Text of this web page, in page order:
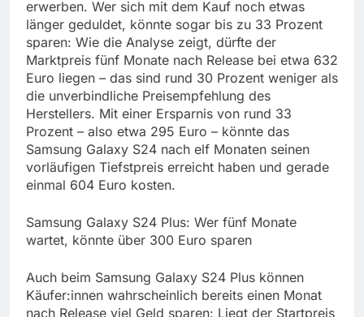
erwerben. Wer sich mit dem Kauf noch etwas
länger geduldet, könnte sogar bis zu 33 Prozent
sparen: Wie die Analyse zeigt, dürfte der
Marktpreis fünf Monate nach Release bei etwa 632
Euro liegen – das sind rund 30 Prozent weniger als
die unverbindliche Preisempfehlung des
Herstellers. Mit einer Ersparnis von rund 33
Prozent – also etwa 295 Euro – könnte das
Samsung Galaxy S24 nach elf Monaten seinen
vorläufigen Tiefstpreis erreicht haben und gerade
einmal 604 Euro kosten.
Samsung Galaxy S24 Plus: Wer fünf Monate
wartet, könnte über 300 Euro sparen
Auch beim Samsung Galaxy S24 Plus können
Käufer:innen wahrscheinlich bereits einen Monat
nach Release viel Geld sparen: Liegt der Startpreis